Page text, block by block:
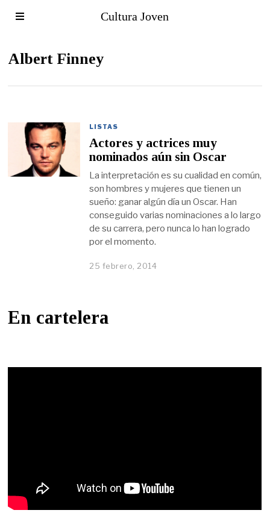
Cultura Joven
Albert Finney
LISTAS
Actores y actrices muy
nominados aún sin Oscar
La interpretación es su cualidad en común,
son hombres y mujeres que tienen un
sueño: ganar algún día un Oscar. Han
conseguido varias nominaciones a lo largo
de su carrera, pero nunca lo han logrado
por el momento.
25 febrero, 2014
En cartelera